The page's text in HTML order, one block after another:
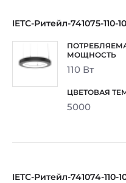
IETC-Ритейл-741075-110-
110 Вт
5000
IETC-Ритейл-741074-110-